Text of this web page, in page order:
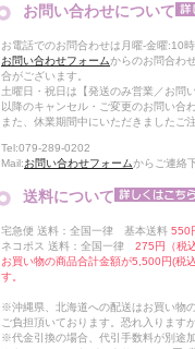
お問い合わせについて
お電話でのお問合わせは月曜-金曜:10
お問い合わせフォームからのお問合わ
合がございます。
土曜日・祝日は【発送のみ営業／お
以降のキャンセル・ご変更のお問い合
また、休業期間中にいただきましたご
Tel:079-289-0202
Mail:お問い合わせフォームからご連絡
送料について
宅急便 送料：全国一律 基本送料 550
ネコポス 送料：全国一律 275円（税込
お買い物の商品合計金額が5,500円(税
す。
※沖縄県、北海道への配送はお買い物
ご負担頂いております。恐れ入ります
※代金引換の場合、代引手数料が別途加